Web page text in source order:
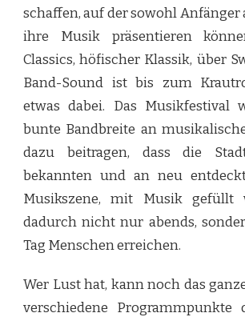
schaffen, auf der sowohl Anfänger
ihre Musik präsentieren
Classics, höfischer Klassik, über
Band-Sound ist bis zum
etwas dabei. Das Musikfestival
bunte Bandbreite an
dazu beitragen, dass die
bekannten und an neu
Musikszene, mit Musik gefüllt
dadurch nicht nur abends,
Tag Menschen erreichen.
Wer Lust hat, kann noch das
verschiedene Programmpunkte